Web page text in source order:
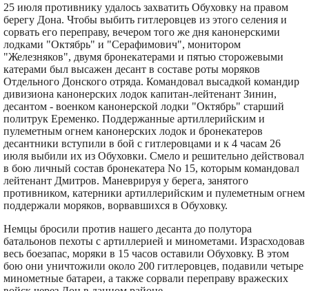
25 июля противнику удалось захватить Обуховку на правом
берегу Дона. Чтобы выбить гитлеровцев из этого селения и
сорвать его переправу, вечером того же дня канонерскими
лодками "Октябрь" и "Серафимович", монитором
"Железняков", двумя бронекатерами и пятью сторожевыми
катерами был высажен десант в составе роты моряков
Отдельного Донского отряда. Командовал высадкой командир
дивизиона канонерских лодок капитан-лейтенант Зинин,
десантом - военком канонерской лодки "Октябрь" старший
политрук Еременко. Поддержанные артиллерийским и
пулеметным огнем канонерских лодок и бронекатеров
десантники вступили в бой с гитлеровцами и к 4 часам 26
июля выбили их из Обуховки. Смело и решительно действовал
в бою личный состав бронекатера No 15, которым командовал
лейтенант Дмитров. Маневрируя у берега, занятого
противником, катерники артиллерийским и пулеметным огнем
поддержали моряков, ворвавшихся в Обуховку.
Немцы бросили против нашего десанта до полутора
батальонов пехоты с артиллерией и минометами. Израсходовав
весь боезапас, моряки в 15 часов оставили Обуховку. В этом
бою они уничтожили около 200 гитлеровцев, подавили четыре
минометные батареи, а также сорвали переправу вражеских